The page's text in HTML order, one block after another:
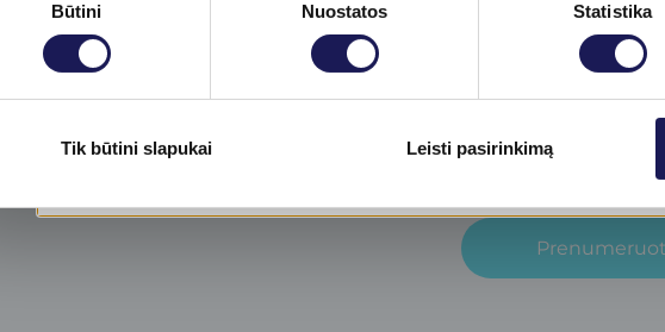
Būtini Nuostatos Statistika
Tik būtini slapukai Leisti pasirinkimą
naujienlaiškį​
specialius klinikos
ir sužinokite apie naujienas!
Skaityti daugiau